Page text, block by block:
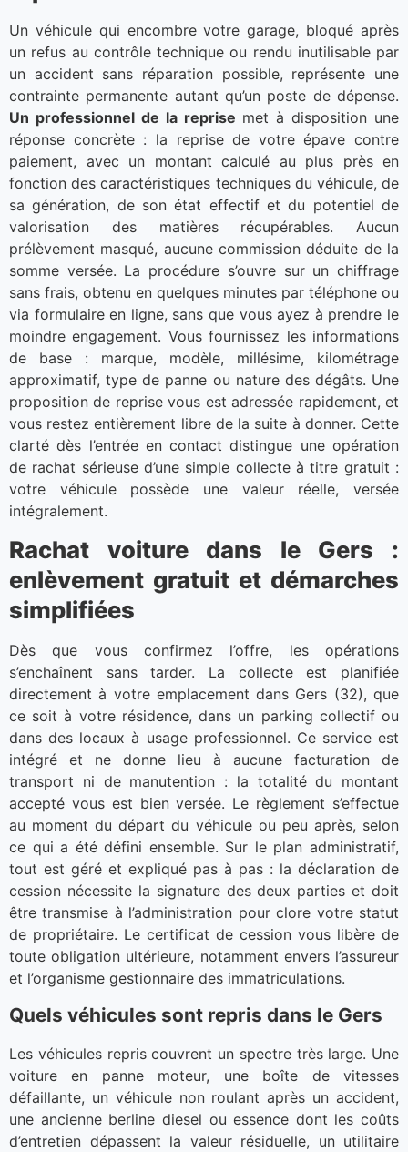
Un véhicule qui encombre votre garage, bloqué après
un refus au contrôle technique ou rendu inutilisable par
un accident sans réparation possible, représente une
contrainte permanente autant qu’un poste de dépense.
Un professionnel de la reprise met à disposition une
réponse concrète : la reprise de votre épave contre
paiement, avec un montant calculé au plus près en
fonction des caractéristiques techniques du véhicule, de
sa génération, de son état effectif et du potentiel de
valorisation des matières récupérables. Aucun
prélèvement masqué, aucune commission déduite de la
somme versée. La procédure s’ouvre sur un chiffrage
sans frais, obtenu en quelques minutes par téléphone ou
via formulaire en ligne, sans que vous ayez à prendre le
moindre engagement. Vous fournissez les informations
de base : marque, modèle, millésime, kilométrage
approximatif, type de panne ou nature des dégâts. Une
proposition de reprise vous est adressée rapidement, et
vous restez entièrement libre de la suite à donner. Cette
clarté dès l’entrée en contact distingue une opération
de rachat sérieuse d’une simple collecte à titre gratuit :
votre véhicule possède une valeur réelle, versée
intégralement.
Rachat voiture dans le Gers :
enlèvement gratuit et démarches
simplifiées
Dès que vous confirmez l’offre, les opérations
s’enchaînent sans tarder. La collecte est planifiée
directement à votre emplacement dans Gers (32), que
ce soit à votre résidence, dans un parking collectif ou
dans des locaux à usage professionnel. Ce service est
intégré et ne donne lieu à aucune facturation de
transport ni de manutention : la totalité du montant
accepté vous est bien versée. Le règlement s’effectue
au moment du départ du véhicule ou peu après, selon
ce qui a été défini ensemble. Sur le plan administratif,
tout est géré et expliqué pas à pas : la déclaration de
cession nécessite la signature des deux parties et doit
être transmise à l’administration pour clore votre statut
de propriétaire. Le certificat de cession vous libère de
toute obligation ultérieure, notamment envers l’assureur
et l’organisme gestionnaire des immatriculations.
Quels véhicules sont repris dans le Gers
Les véhicules repris couvrent un spectre très large. Une
voiture en panne moteur, une boîte de vitesses
défaillante, un véhicule non roulant après un accident,
une ancienne berline diesel ou essence dont les coûts
d’entretien dépassent la valeur résiduelle, un utilitaire